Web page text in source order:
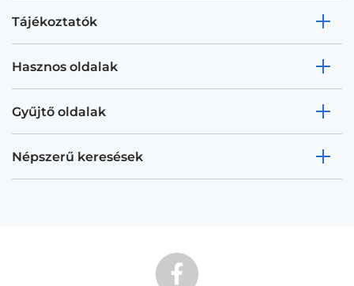
Tájékoztatók
Hasznos oldalak
Gyűjtő oldalak
Népszerű keresések